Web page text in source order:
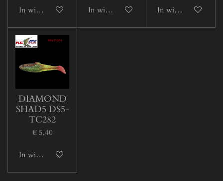
In winkelwagen In winkelwagen In winkelwagen
DIAMOND
SHAD5 DS5-
TC282
€ 5,40
In winkelwagen